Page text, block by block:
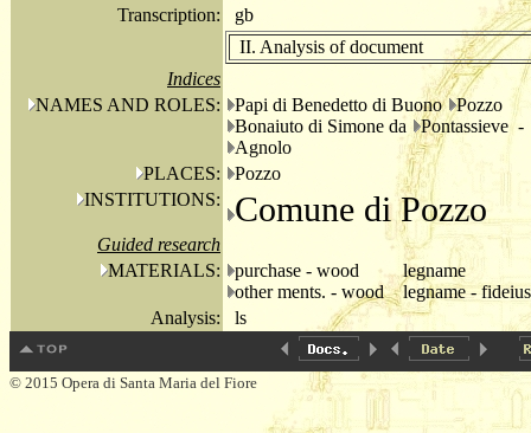
Transcription:
gb
II. Analysis of document
Indices
NAMES AND ROLES:
Papi di Benedetto di Buono Pozzo
Bonaiuto di Simone da
Pontassieve -
Agnolo
PLACES:
Pozzo
INSTITUTIONS:
Comune di Pozzo
Guided research
MATERIALS:
purchase - wood
legname
other ments. - wood
legname -
Analysis:
ls
© 2015 Opera di Santa Maria del Fiore